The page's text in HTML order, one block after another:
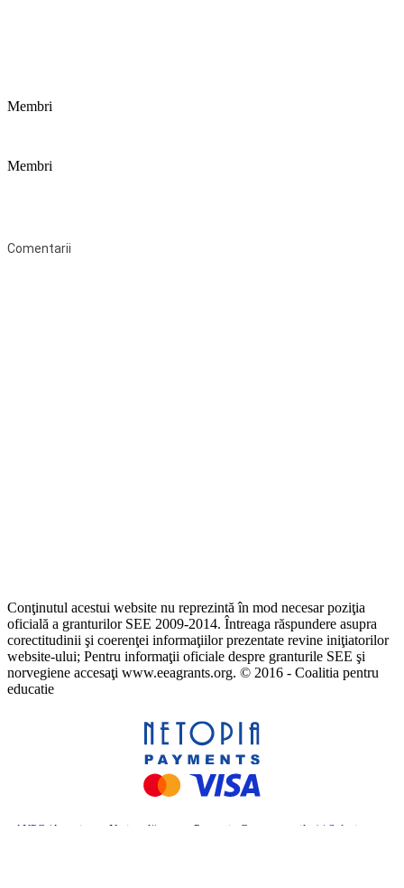
Membri
Membri
Comentarii
Conţinutul acestui website nu reprezintă în mod necesar poziţia
oficială a granturilor SEE 2009-2014. Întreaga răspundere asupra
corectitudinii şi coerenţei informaţiilor prezentate revine iniţiatorilor
website-ului; Pentru informaţii oficiale despre granturile SEE şi
norvegiene accesaţi www.eeagrants.org. © 2016 - Coalitia pentru
educatie
ANPC (Autoritatea Națională pentru Protecția Consumatorilor) | Soluționarea